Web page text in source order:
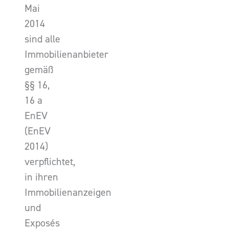
Mai
2014
sind alle
Immobilienanbieter
gemäß
§§ 16,
16 a
EnEV
(EnEV
2014)
verpflichtet,
in ihren
Immobilienanzeigen
und
Exposés